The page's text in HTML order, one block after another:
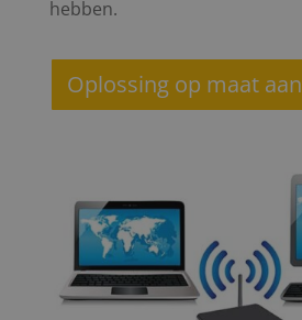
hebben.
Oplossing op maat